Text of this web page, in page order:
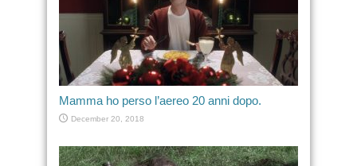
Mamma ho perso l’aereo 20 anni dopo.
December 20, 2018